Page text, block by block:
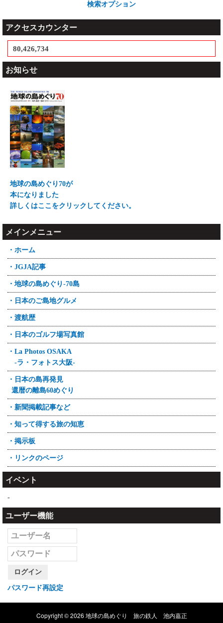
検索オプション
アクセスカウンター
80,426,734
お知らせ
地球の島めぐり70が
本になりました
詳しくはここをクリックしてください。
メインメニュー
・ホーム
・JGJA記事
・地球の島めぐり-70島
・日本のご島地グルメ
・渡航歴
・日本のゴルフ場写真館
・La Photos OSAKA
-ラ・フォトス大阪-
・日本の島再発見
還暦の離島60めぐり
・新聞掲載記事など
・知って得する旅の知恵
・掲示板
・リンクのページ
イベント
-
ユーザー機能
ログイン
パスワード再設定
Copyright © 2026 地球の島めぐり 旅の鉄人 池内嘉正